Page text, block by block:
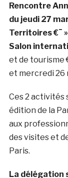
Rencontre
du jeudi 27
Territoires €¯
Salon
et de tourisme
et mercredi 26
Ces 2 activités
édition de la
aux
des visites et
Paris.
La délégation